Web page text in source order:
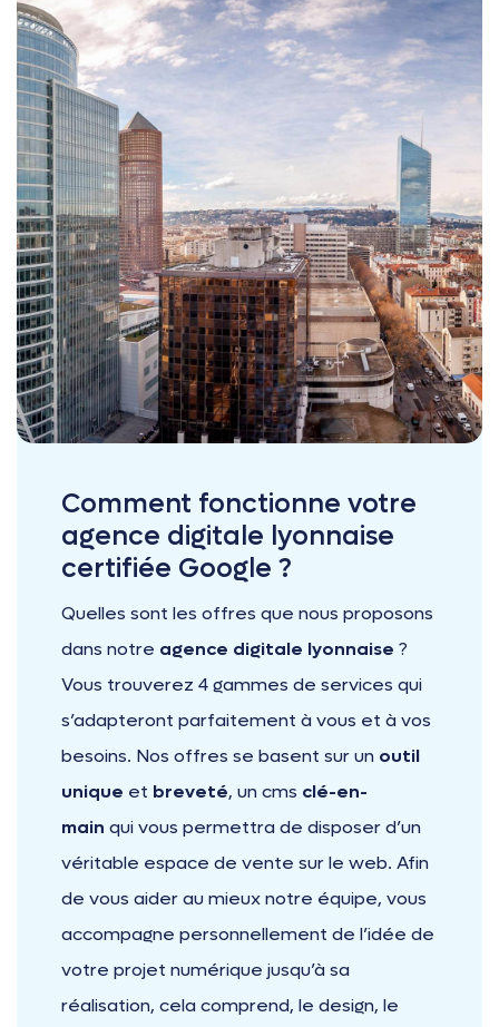
Comment fonctionne votre
agence digitale lyonnaise
certifiée Google ?
Quelles sont les offres que nous proposons
dans notre agence digitale lyonnaise ?
Vous trouverez 4 gammes de services qui
s’adapteront parfaitement à vous et à vos
besoins. Nos offres se basent sur un outil
unique et breveté, un cms clé-en-
main qui vous permettra de disposer d’un
véritable espace de vente sur le web. Afin
de vous aider au mieux notre équipe, vous
accompagne personnellement de l’idée de
votre projet numérique jusqu’à sa
réalisation, cela comprend, le design, le